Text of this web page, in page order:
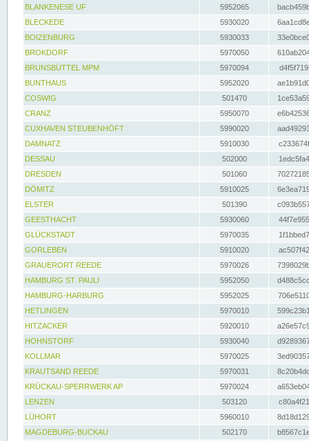
BLANKENESE UF
5952065
BLECKEDE
5930020
BOIZENBURG
5930033
BROKDORF
5970050
BRUNSBÜTTEL MPM
5970094
BUNTHAUS
5952020
COSWIG
501470
CRANZ
5950070
CUXHAVEN STEUBENHÖFT
5990020
DAMNATZ
5910030
DESSAU
502000
DRESDEN
501060
DÖMITZ
5910025
ELSTER
501390
GEESTHACHT
5930060
GLÜCKSTADT
5970035
GORLEBEN
5910020
GRAUERORT REEDE
5970026
HAMBURG ST. PAULI
5952050
HAMBURG-HARBURG
5952025
HETLINGEN
5970010
HITZACKER
5920010
HOHNSTORF
5930040
KOLLMAR
5970025
KRAUTSAND REEDE
5970031
KRÜCKAU-SPERRWERK AP
5970024
LENZEN
503120
LÜHORT
5960010
MAGDEBURG-BUCKAU
502170